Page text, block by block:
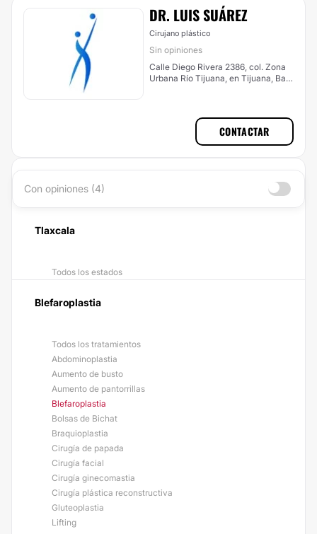
DR. LUIS SUÁ​REZ
Cirujano plástico
Sin opiniones
Calle Diego Rivera 2386, col. Zona
Urbana Río Tijuana, en Tijuana, Baja
CONTACTAR
Con opiniones (4)
Tlaxcala
Todos los estados
Blefaroplastia
Todos los tratamientos
Abdominoplastia
Aumento de busto
Aumento de pantorrillas
Blefaroplastia
Bolsas de Bichat
Braquioplastia
Cirugía de papada
Cirugía facial
Cirugía ginecomastia
Cirugía plástica reconstructiva
Gluteoplastia
Lifting